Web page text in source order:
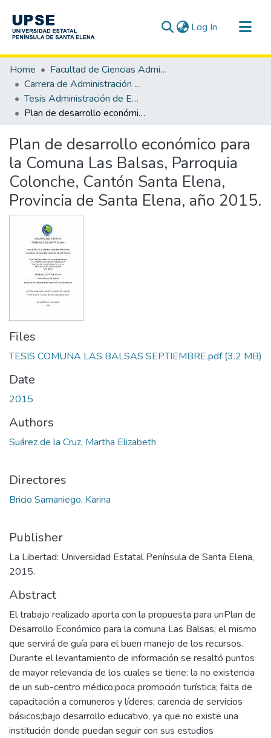
Log In (current)
Communities & Collections
All of DSpace
Statistics
Home
Facultad de Ciencias Administrativas
Carrera de Administración de Empresas
Tesis Administración de Empresas
Plan de desarrollo económico para la Comuna Las Balsas, Parroquia Colonche, Cantón Santa Elena, Provincia de Santa Elena, año 2015.
Plan de desarrollo económico para
la Comuna Las Balsas, Parroquia
Colonche, Cantón Santa Elena,
Provincia de Santa Elena, año 2015.
Files
TESIS COMUNA LAS BALSAS SEPTIEMBRE.pdf(3.2 MB)
Date
2015
Authors
Suárez de la Cruz, Martha Elizabeth
Directores
Bricio Samaniego, Karina
Publisher
La Libertad: Universidad Estatal Península de Santa Elena,
2015.
Abstract
El trabajo realizado aporta con la propuesta para unPlan de
Desarrollo Económico para la comuna Las Balsas; el mismo
que servirá de guía para el buen manejo de los recursos.
Durante el levantamiento de información se resaltó puntos
de mayor relevancia de los cuales se tiene: la no existencia
de un sub-centro médico;poca promoción turística; falta de
capacitación a comuneros y líderes; carencia de servicios
básicos;bajo desarrollo educativo, ya que no existe una
institución donde puedan seguir con sus estudios